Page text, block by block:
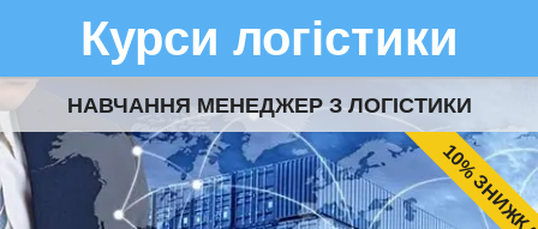
Курси логістики
НАВЧАННЯ МЕНЕДЖЕР З ЛОГІСТИКИ
10%